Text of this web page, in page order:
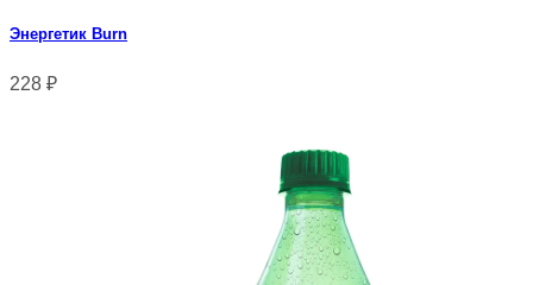
Энергетик Burn
228 ₽